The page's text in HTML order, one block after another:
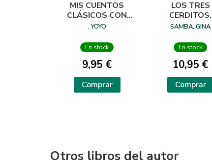
MIS CUENTOS
CLÁSICOS CON
TEXTURAS. EL
, YOYO
En stock
9,95 €
Comprar
LOS TRES
CERDITOS.
CUENTO CON
DESLIZABLES
SAMBA, GINA
En stock
10,95 €
Comprar
Otros libros del autor